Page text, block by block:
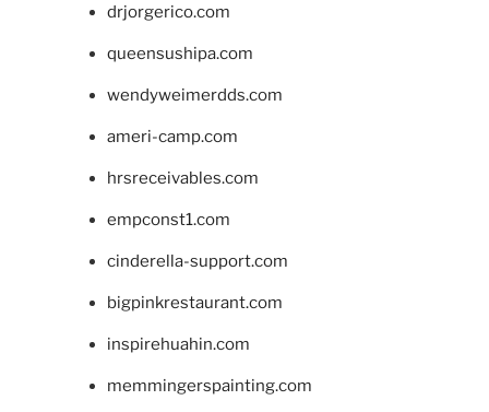
drjorgerico.com
queensushipa.com
wendyweimerdds.com
ameri-camp.com
hrsreceivables.com
empconst1.com
cinderella-support.com
bigpinkrestaurant.com
inspirehuahin.com
memmingerspainting.com